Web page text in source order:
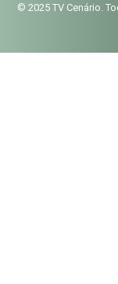
© 2025 TV Cenário.